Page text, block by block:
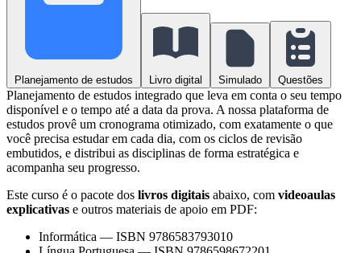
Planejamento de estudos Livro digital Simulado Questões
Planejamento de estudos integrado que leva em conta o seu tempo
disponível e o tempo até a data da prova. A nossa plataforma de
estudos provê um cronograma otimizado, com exatamente o que
você precisa estudar em cada dia, com os ciclos de revisão
embutidos, e distribui as disciplinas de forma estratégica e
acompanha seu progresso.
Este curso é o pacote dos livros digitais abaixo, com videoaulas
explicativas e outros materiais de apoio em PDF:
Informática — ISBN 9786583793010